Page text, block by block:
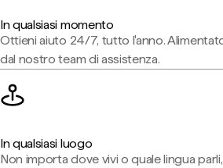
In qualsiasi momento
Ottieni aiuto 24/7, tutto l'anno.
dal nostro team di assistenza.
In qualsiasi luogo
Non importa dove vivi o quale lingua